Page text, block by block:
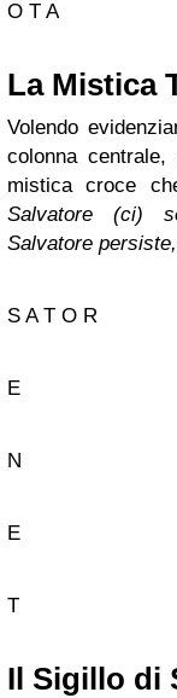
O T A
La Mistica
Volendo
colonna
mistica croce
Salvatore (ci)
Salvatore
S A T O R
E
N
E
T
Il Sigillo di